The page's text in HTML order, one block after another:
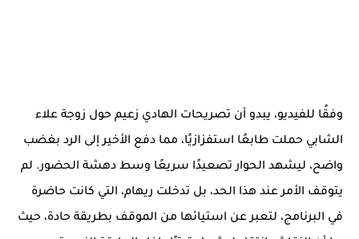
وفقًا للفيديو، يبدو أن تصريحات الهادي زعيم حول زوجة علاء
الشابي حملت طابعًا استفزازيًا، مما دفع الأخير إلى الرد بغضب
واضح، ليشهد الحوار تصعيدًا سريعًا وسط دهشة الحضور. لم
يتوقف الأمر عند هذا الحد، بل تدخلت ريهام، التي كانت حاضرة
في البرنامج، لتعبر عن استيائها من الموقف بطريقة حادة، حيث